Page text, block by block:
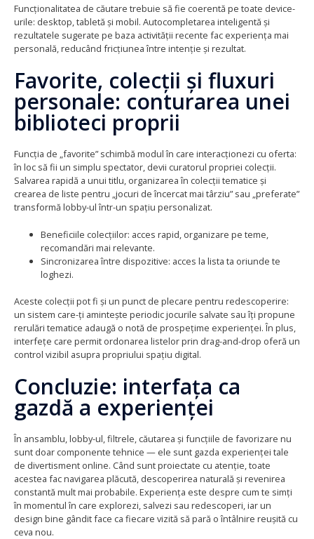
Funcționalitatea de căutare trebuie să fie coerentă pe toate device-
urile: desktop, tabletă și mobil. Autocompletarea inteligentă și
rezultatele sugerate pe baza activității recente fac experiența mai
personală, reducând fricțiunea între intenție și rezultat.
Favorite, colecții și fluxuri
personale: conturarea unei
biblioteci proprii
Funcția de „favorite” schimbă modul în care interacționezi cu oferta:
în loc să fii un simplu spectator, devii curatorul propriei colecții.
Salvarea rapidă a unui titlu, organizarea în colecții tematice și
crearea de liste pentru „jocuri de încercat mai târziu” sau „preferate”
transformă lobby-ul într-un spațiu personalizat.
Beneficiile colecțiilor: acces rapid, organizare pe teme,
recomandări mai relevante.
Sincronizarea între dispozitive: acces la lista ta oriunde te
loghezi.
Aceste colecții pot fi și un punct de plecare pentru redescoperire:
un sistem care-ți amintește periodic jocurile salvate sau îți propune
rerulări tematice adaugă o notă de prospețime experienței. În plus,
interfețe care permit ordonarea listelor prin drag-and-drop oferă un
control vizibil asupra propriului spațiu digital.
Concluzie: interfața ca
gazdă a experienței
În ansamblu, lobby-ul, filtrele, căutarea și funcțiile de favorizare nu
sunt doar componente tehnice — ele sunt gazda experienței tale
de divertisment online. Când sunt proiectate cu atenție, toate
acestea fac navigarea plăcută, descoperirea naturală și revenirea
constantă mult mai probabile. Experiența este despre cum te simți
în momentul în care explorezi, salvezi sau redescoperi, iar un
design bine gândit face ca fiecare vizită să pară o întâlnire reușită cu
ceva nou.